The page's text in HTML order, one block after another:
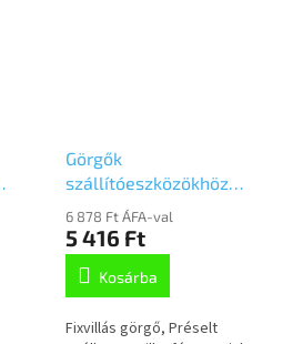
Görgők
szállítóeszközökhöz
125mm, fix,Talplemezzel,
3478UFR125P62 kék
6 878 Ft ÁFA-val
5 416 Ft
Kosárba
Fixvillás görgő, Préselt